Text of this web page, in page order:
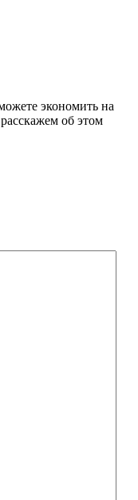
экономить на
об этом